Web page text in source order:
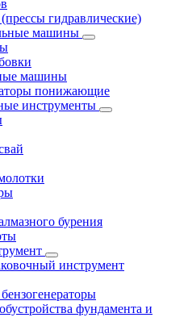
гидравлические)
машины
машины
понижающие
инструменты
бурения
инструмент
фундамента и